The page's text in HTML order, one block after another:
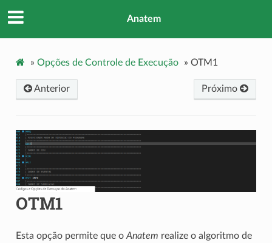
Anatem
» Opções de Controle de Execução » OTM1
Próximo
Anterior
OTM1
Esta opção permite que oAnatem realize o algoritmo de